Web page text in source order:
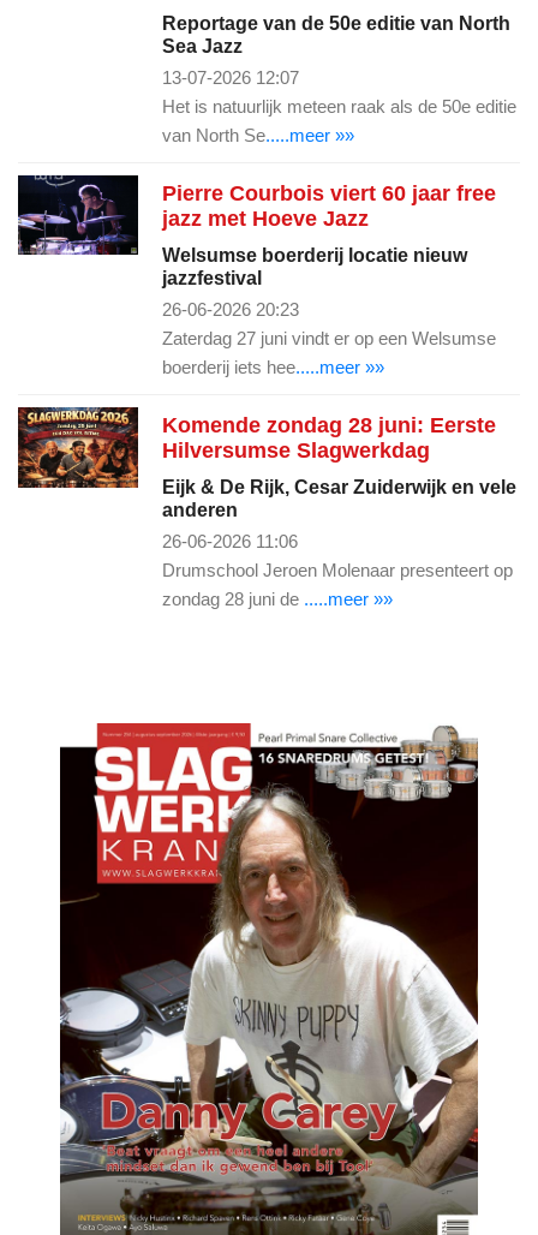
Reportage van de 50e editie van North
Sea Jazz
13-07-2026 12:07
Het is natuurlijk meteen raak als de 50e editie
van North Se.....meer »»
Pierre Courbois viert 60 jaar free
jazz met Hoeve Jazz
Welsumse boerderij locatie nieuw
jazzfestival
26-06-2026 20:23
Zaterdag 27 juni vindt er op een Welsumse
boerderij iets hee.....meer »»
Komende zondag 28 juni: Eerste
Hilversumse Slagwerkdag
Eijk & De Rijk, Cesar Zuiderwijk en vele
anderen
26-06-2026 11:06
Drumschool Jeroen Molenaar presenteert op
zondag 28 juni de .....meer »»